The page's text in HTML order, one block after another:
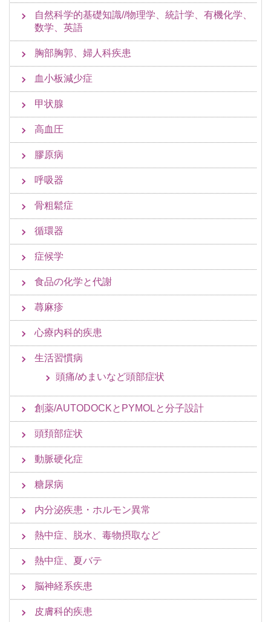
自然科学的基礎知識//物理学、統計学、有機化学、
数学、英語
胸部胸郭、婦人科疾患
血小板減少症
甲状腺
高血圧
膠原病
呼吸器
骨粗鬆症
循環器
症候学
食品の化学と代謝
蕁麻疹
心療内科的疾患
生活習慣病
頭痛/めまいなど頭部症状
創薬/AUTODOCKとPYMOLと分子設計
頭頚部症状
動脈硬化症
糖尿病
内分泌疾患・ホルモン異常
熱中症、脱水、毒物摂取など
熱中症、夏バテ
脳神経系疾患
皮膚科的疾患